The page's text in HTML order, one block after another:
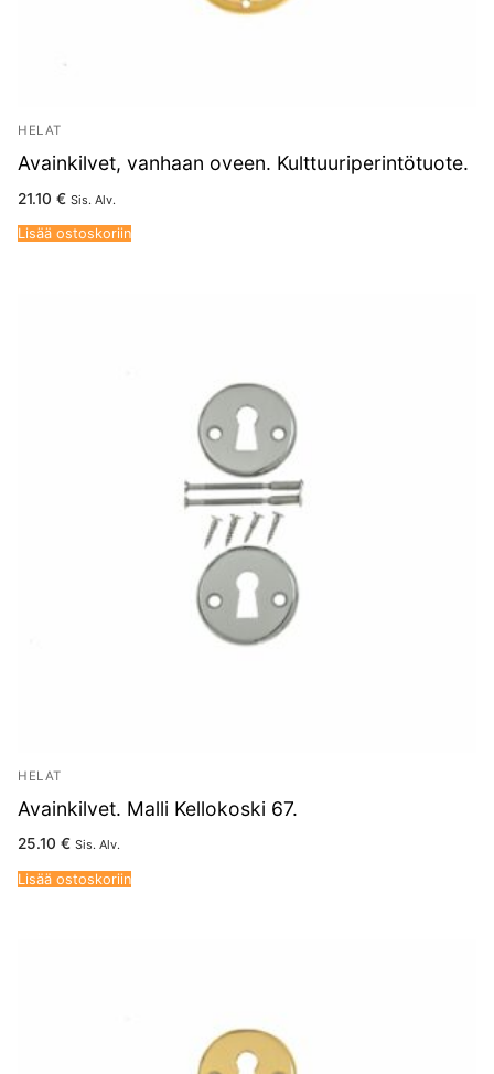
HELAT
Avainkilvet, vanhaan oveen. Kulttuuriperintötuote.
21.10 € Sis. Alv.
Lisää ostoskoriin
HELAT
Avainkilvet. Malli Kellokoski 67.
25.10 € Sis. Alv.
Lisää ostoskoriin